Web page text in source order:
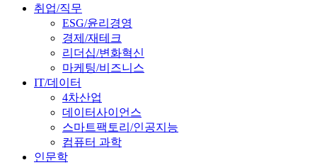
취업/직무
ESG/윤리경영
경제/재테크
리더십/변화혁신
마케팅/비즈니스
IT/데이터
4차산업
데이터사이언스
스마트팩토리/인공지능
컴퓨터 과학
인문학